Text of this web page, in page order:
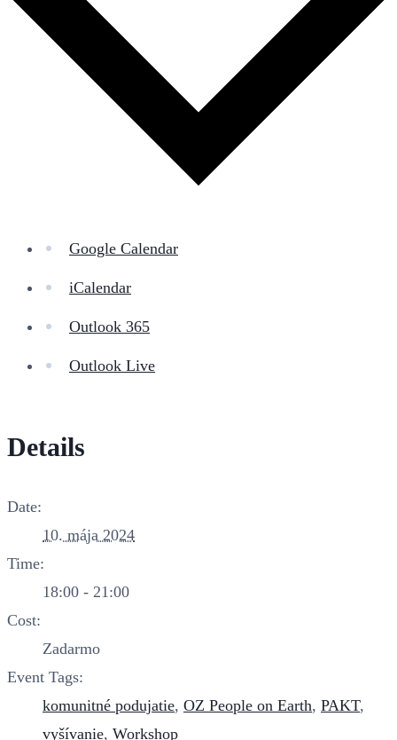
Google Calendar
iCalendar
Outlook 365
Outlook Live
Details
Date:
10. mája 2024
Time:
18:00 - 21:00
Cost:
Zadarmo
Event Tags:
komunitné podujatie, OZ People on Earth, PAKT,
vyšívanie, Workshop